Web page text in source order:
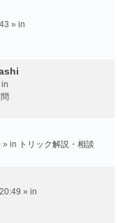
» in
» in トリック解説・相談
» in